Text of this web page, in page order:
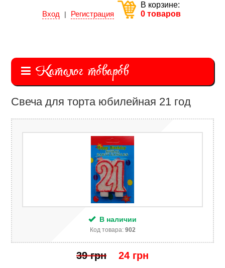
Вход | Регистрация
В корзине:
0 товаров
Каталог товаров
Свеча для торта юбилейная 21 год
В наличии
Код товара: 902
39 грн 24 грн